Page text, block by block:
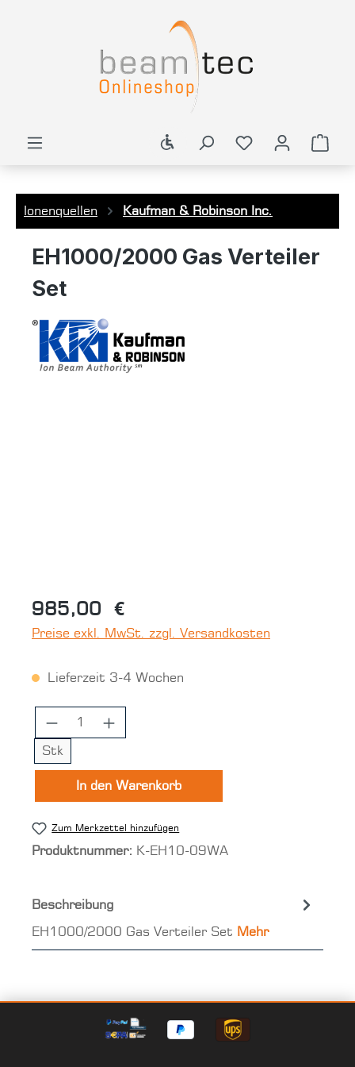
Werkzeugleiste anzeigen
Ionenquellen Kaufman & Robinson Inc.
EH1000/2000 Gas Verteiler
Set
985,00 €
Preise exkl. MwSt. zzgl. Versandkosten
Lieferzeit 3-4 Wochen
Produkt Anzahl: Gib den
Stk
In den Warenkorb
Zum Merkzettel hinzufügen
Produktnummer: K-EH10-09WA
Beschreibung
EH1000/2000 Gas Verteiler Set Mehr